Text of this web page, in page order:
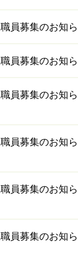
員募集のお知
員募集のお知
員募集のお知
員募集のお知
員募集のお知
員募集のお知